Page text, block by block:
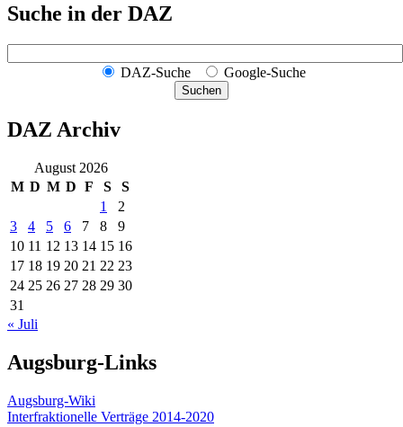
Suche in der DAZ
DAZ-Suche Google-Suche
Suchen
DAZ Archiv
August 2026
M D M D F S
S
1
2
3
4 5 6 7 8
9
10 11 12 13 14 15 16
17 18 19 20 21 22 23
24 25 26 27 28 29 30
31
« Juli
Augsburg-Links
Augsburg-Wiki
Interfraktionelle Verträge 2014-2020